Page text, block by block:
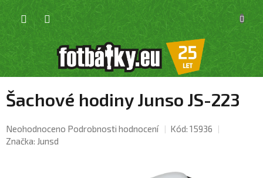
Přejít
obsah
KOŠÍK
Šachové hodiny Junso JS-223
Průměrné
hodnocení
Neohodnoceno Podrobnosti hodnocení Kód: 15936
Značka: Junsd